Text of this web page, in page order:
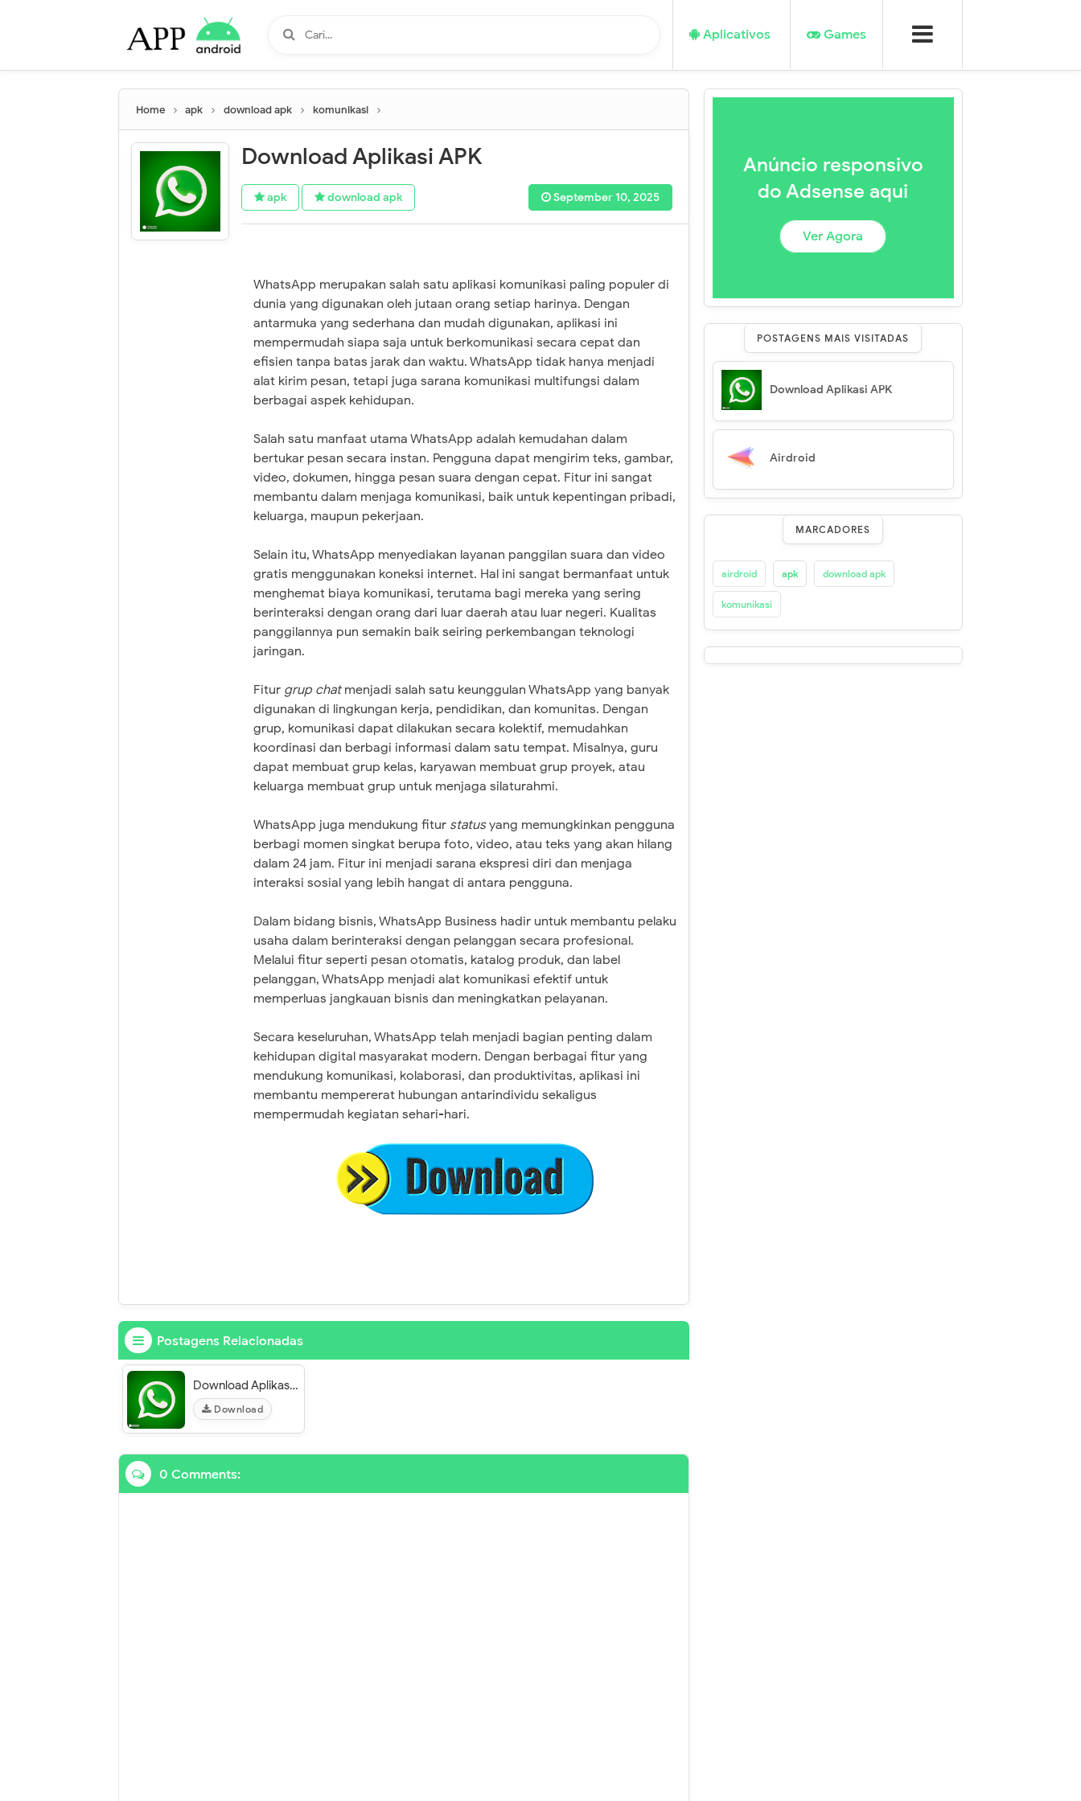
Aplicativos Games
Home apk download apk komunikasi
Download Aplikasi APK
apk download apk September 10, 2025
WhatsApp merupakan salah satu aplikasi komunikasi paling populer di
dunia yang digunakan oleh jutaan orang setiap harinya. Dengan
antarmuka yang sederhana dan mudah digunakan, aplikasi ini
mempermudah siapa saja untuk berkomunikasi secara cepat dan
efisien tanpa batas jarak dan waktu. WhatsApp tidak hanya menjadi
alat kirim pesan, tetapi juga sarana komunikasi multifungsi dalam
berbagai aspek kehidupan.
Salah satu manfaat utama WhatsApp adalah kemudahan dalam
bertukar pesan secara instan. Pengguna dapat mengirim teks, gambar,
video, dokumen, hingga pesan suara dengan cepat. Fitur ini sangat
membantu dalam menjaga komunikasi, baik untuk kepentingan pribadi,
keluarga, maupun pekerjaan.
Selain itu, WhatsApp menyediakan layanan panggilan suara dan video
gratis menggunakan koneksi internet. Hal ini sangat bermanfaat untuk
menghemat biaya komunikasi, terutama bagi mereka yang sering
berinteraksi dengan orang dari luar daerah atau luar negeri. Kualitas
panggilannya pun semakin baik seiring perkembangan teknologi
jaringan.
Fitur grup chatmenjadi salah satu keunggulan WhatsApp yang banyak
digunakan di lingkungan kerja, pendidikan, dan komunitas. Dengan
grup, komunikasi dapat dilakukan secara kolektif, memudahkan
koordinasi dan berbagi informasi dalam satu tempat. Misalnya, guru
dapat membuat grup kelas, karyawan membuat grup proyek, atau
keluarga membuat grup untuk menjaga silaturahmi.
WhatsApp juga mendukung fitur statusyang memungkinkan pengguna
berbagi momen singkat berupa foto, video, atau teks yang akan hilang
dalam 24 jam. Fitur ini menjadi sarana ekspresi diri dan menjaga
interaksi sosial yang lebih hangat di antara pengguna.
Dalam bidang bisnis, WhatsApp Business hadir untuk membantu pelaku
usaha dalam berinteraksi dengan pelanggan secara profesional.
Melalui fitur seperti pesan otomatis, katalog produk, dan label
pelanggan, WhatsApp menjadi alat komunikasi efektif untuk
memperluas jangkauan bisnis dan meningkatkan pelayanan.
Secara keseluruhan, WhatsApp telah menjadi bagian penting dalam
kehidupan digital masyarakat modern. Dengan berbagai fitur yang
mendukung komunikasi, kolaborasi, dan produktivitas, aplikasi ini
membantu mempererat hubungan antarindividu sekaligus
mempermudah kegiatan sehari-hari.
Postagens Relacionadas
Download Aplikasi APK
Download
0 Comments:
Anúncio responsivo
do Adsense aqui
Ver Agora
POSTAGENS MAIS VISITADAS
Download Aplikasi APK
Airdroid
MARCADORES
airdroid apk download apk
komunikasi